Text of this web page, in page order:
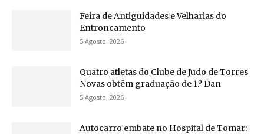
Feira de Antiguidades e Velharias do
Entroncamento
5 Agosto, 2026
Quatro atletas do Clube de Judo de Torres
Novas obtêm graduação de 1.º Dan
5 Agosto, 2026
Autocarro embate no Hospital de Tomar: